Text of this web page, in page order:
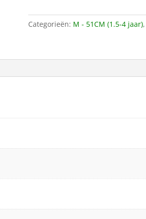
zonnehoedje
Categorieën: M - 51CM (1.5-4 jaar),